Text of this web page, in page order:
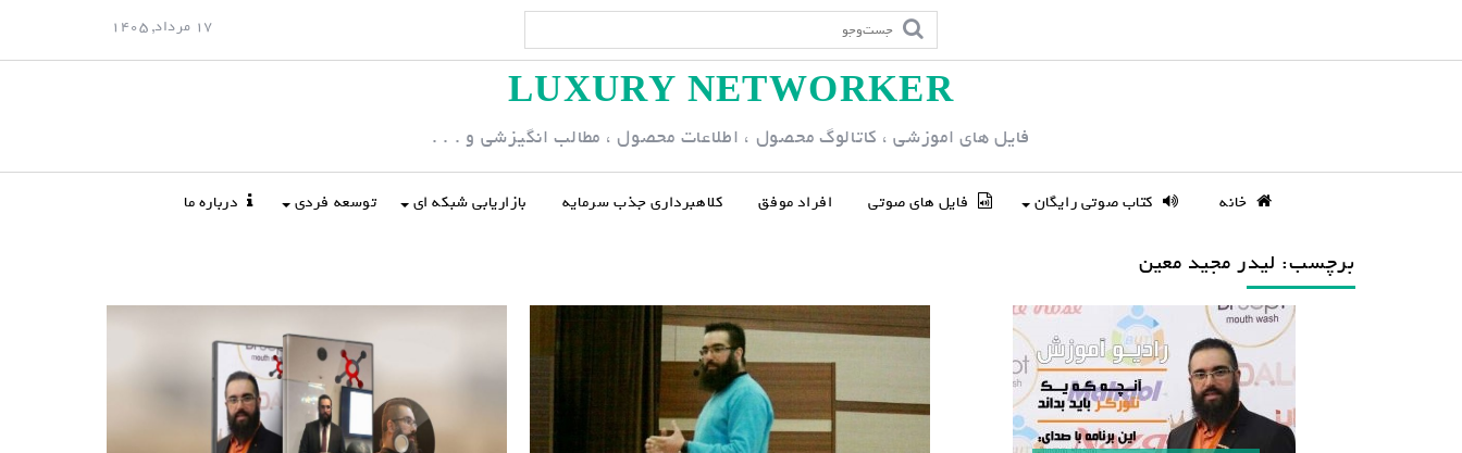
o
17 مرداد, 1405
LUXURY NETWORKER
فایل های اموزشی ، کاتالوگ محصول ، اطلاعات محصول ، مطالب انگیزشی و . . .
خانه کتاب صوتی رایگان فایل های صوتی افراد موفق کلاهبرداری جذب سرمایه بازاریابی شبکه ای توسعه فردی درباره ما
برچسب: لیدر مجید معین